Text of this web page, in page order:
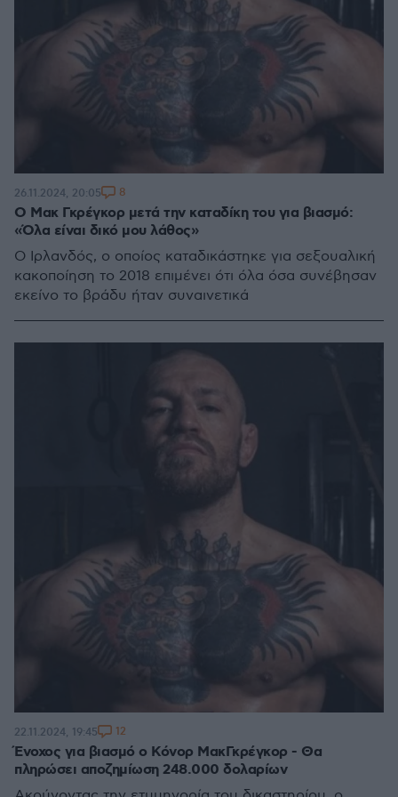
Ο Μακ Γκρέγκορ μετά την καταδίκη του για βιασμό:
«Όλα είναι δικό μου λάθος»
Ο Ιρλανδός, ο οποίος καταδικάστηκε για σεξουαλική
κακοποίηση το 2018 επιμένει ότι όλα όσα συνέβησαν
εκείνο το βράδυ ήταν συναινετικά
26.11.2024, 20:05 8
Ένοχος για βιασμό ο Κόνορ ΜακΓκρέγκορ - Θα
πληρώσει αποζημίωση 248.000 δολαρίων
22.11.2024, 19:45 12